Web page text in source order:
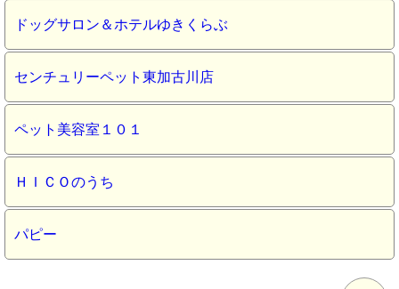
ドッグサロン＆ホテルゆきくらぶ
センチュリーペット東加古川店
ペット美容室１０１
ＨＩＣＯのうち
パピー